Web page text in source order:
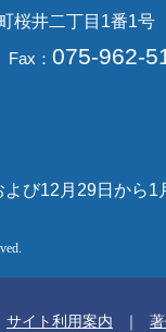
桜井二丁目1番1号
Fax： 075-962-
び12月29日から1
サイト利用案内